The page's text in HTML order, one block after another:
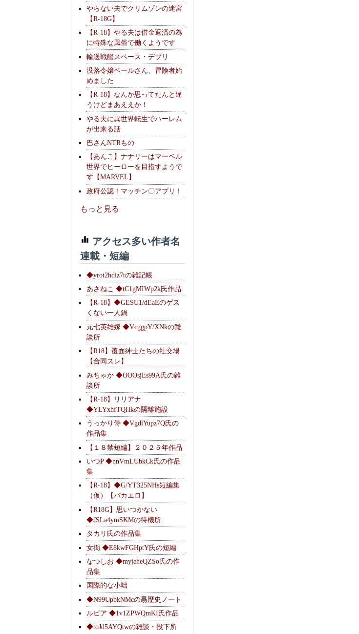
やらない夫でクリムゾンの迷宮
【R-18G】
【R-18】やる夫は借金返済の為
に特殊な風俗で働くようです
輸送戦艦スペース・デブリ
没落令嬢ベールさん、冒険者始
めました
【R-18】なんか思ってたんと違
うけどまあええか！
やる夫に異世界転生でハーレム
が出来る話
巴さんNTRもの
【あんこ】ナナリーはマーベル
世界でヒーローを目指すようで
す【MARVEL】
政府公認！マッチン〇アプリ！
もっと見る
アクセス多い作者名
連載・短編
◆yrot2hdiz7tの雑記帳
あさねこ ◆tC1gMIWp2k氏作品
【R-18】◆GESU1/dEaEのゲス
くない一人鍋
元七英雄嫁 ◆VcggpY/XNkの雑
談所
【R18】覆面紳士たちの社交場
【合同スレ】
みちゃか ◆OOOsjEs99A氏の雑
談所
【R-18】リリアナ
◆YLYxhfTQHkの隔離施設
うっかり侍 ◆VgdlYupz7Q氏の
作品集
【１８禁短編】２０２５年作品
いつP ◆nnVmLUbkCk氏の作品
集
【R-18】◆G/YT325NHs短編集
（仮）【バカエロ】
【R18G】思いつかない
◆JSLa4ymSKMの待機所
タカリ氏の作品集
女衒 ◆E8kwFGHptY氏の短編
なつしお ◆myjeheQZSo氏の作
品集
国際的な小咄
◆N99UpbkNMcの黒歴史ノート
ルピア ◆1v1ZPWQmKI氏作品
◆toJd5AYQtwの雑談・投下所